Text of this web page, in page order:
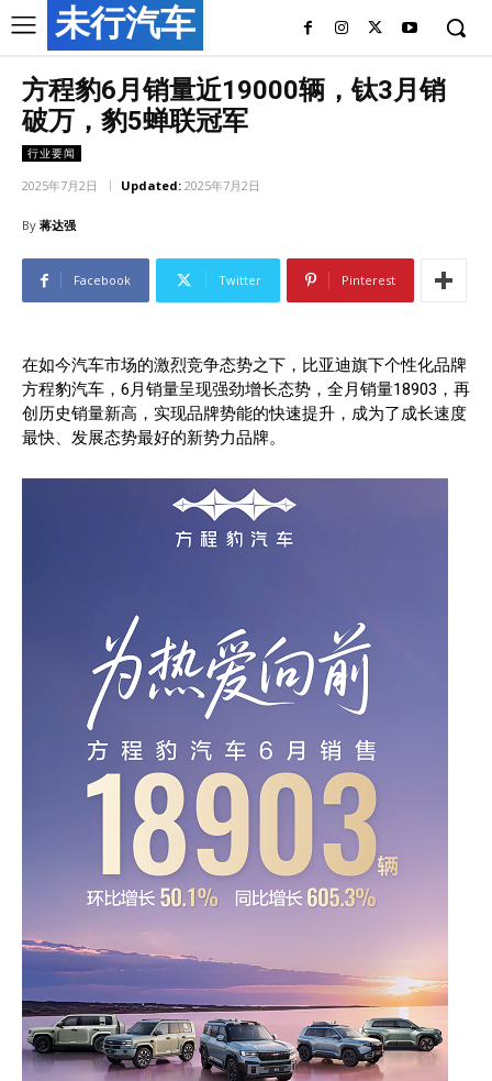
未行汽车
方程豹6月销量近19000辆，钛3月销
破万，豹5蝉联冠军
行业要闻
2025年7月2日 Updated: 2025年7月2日
By 蒋达强
Facebook Twitter Pinterest
在如今汽车市场的激烈竞争态势之下，比亚迪旗下个性化品牌
方程豹汽车，6月销量呈现强劲增长态势，全月销量18903，再
创历史销量新高，实现品牌势能的快速提升，成为了成长速度
最快、发展态势最好的新势力品牌。